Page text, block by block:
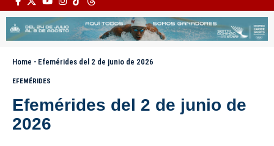
Home - Efemérides del 2 de junio de 2026
EFEMÉRIDES
Efemérides del 2 de junio de
2026